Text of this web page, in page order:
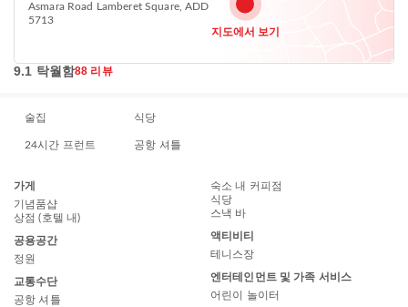
Asmara Road Lamberet Square, ADD
5713
지도에서 보기
9.1 탁월함88 리뷰
술집 식당
24시간 프런트 공항 셔틀
가게
기념품샵
상점 (호텔 내)
공용공간
정원
교통수단
공항 셔틀
숙소 내 커피점
식당
스낵 바
액티비티
테니스장
엔터테인먼트 및 가족 서비스
어린이 놀이터